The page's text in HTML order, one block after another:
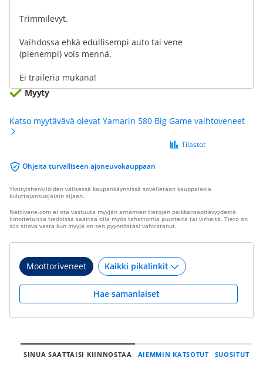
Trimmilevyt.
Vaihdossa ehkä edullisempi auto tai vene
(pienempi) vois mennä.
Ei traileria mukana!
Myyty
Katso myytävävä olevat Yamarin 580 Big Game vaihtoveneet
Ohjeita turvalliseen ajoneuvokauppaan
Tilastot
Yksityishenkilöiden välisessä kaupankäynnissä sovelletaan kauppalakia
kuluttajansuojalain sijaan.
Nettivene.com ei ota vastuuta myyjän antamien tietojen paikkansapitävyydestä.
Ilmoitetuissa tiedoissa saattaa olla myös tahattomia puutteita tai virheitä. Tieto on
siis sitova vasta kun myyjä on sen pyynnöstäsi vahvistanut.
Moottoriveneet
Hae samanlaiset
SINUA SAATTAISI KIINNOSTAA AIEMMIN KATSOTUT SUOSITUT